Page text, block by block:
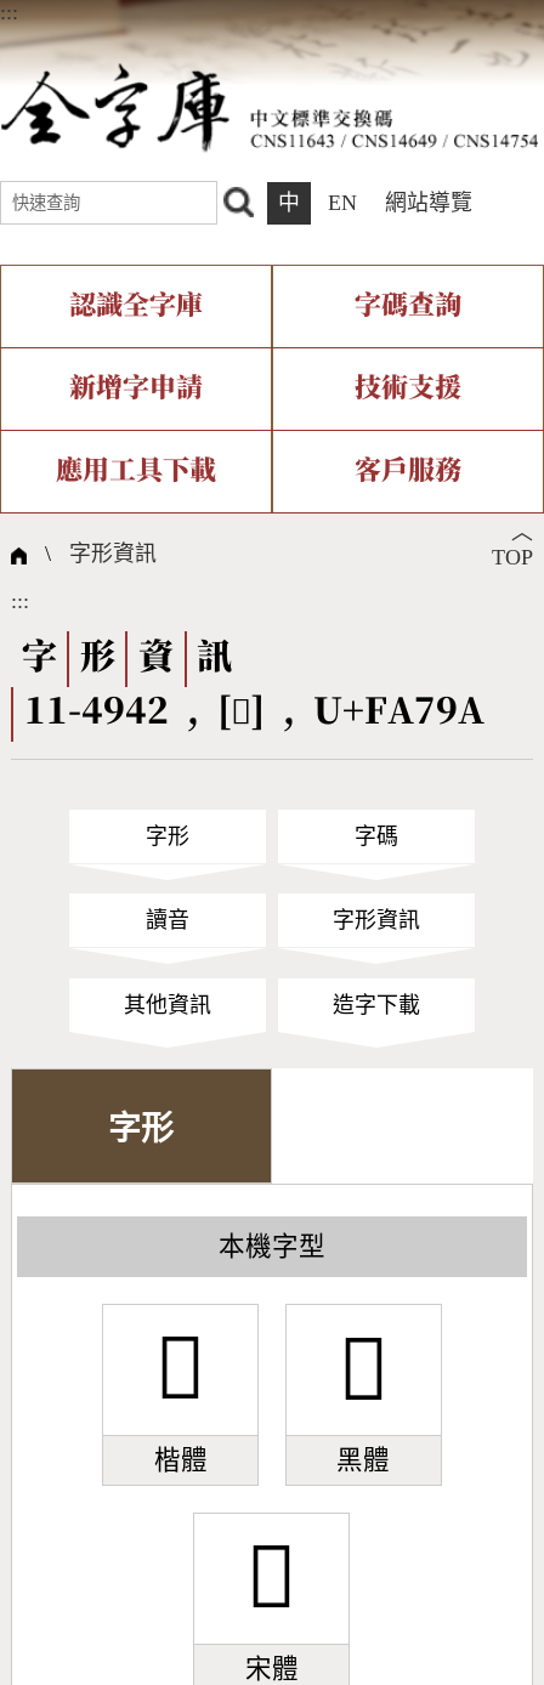
:::
中 EN 網站導覽
認識全字庫
全字庫介紹 全字庫現況
中文碼介紹 專有名詞介紹
國際字碼相關組織
字碼查詢
IDS查詢 部件查詢
複合查詢 注音查詢
筆畫查詢
筆順序查詢
CNS查詢 Unicode查詢
新增字申請
新字申請處理流程
技術支援
字形即時顯示 造字解決方案
全字庫授權 轉碼Web Service
應用工具下載
個人電腦造字處理工具
字形下載
客戶服務
問題集
熱門查詢統計
︿
TOP
\ 字形資訊
:::
字 形 資
訊
11-4942 , [󺞚] , U+FA79A
字形 字碼
讀音 字形資訊
其他資訊 造字下載
字形
本機字型
󺞚
楷體
󺞚
黑體
󺞚
宋體